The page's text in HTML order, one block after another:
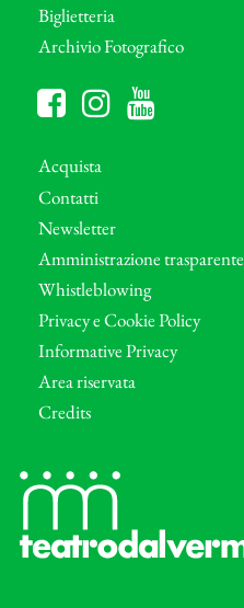
Biglietteria
Archivio Fotografico
Acquista
Contatti
Newsletter
Amministrazione trasparente
Whistleblowing
Privacy e Cookie Policy
Informative Privacy
Area riservata
Credits